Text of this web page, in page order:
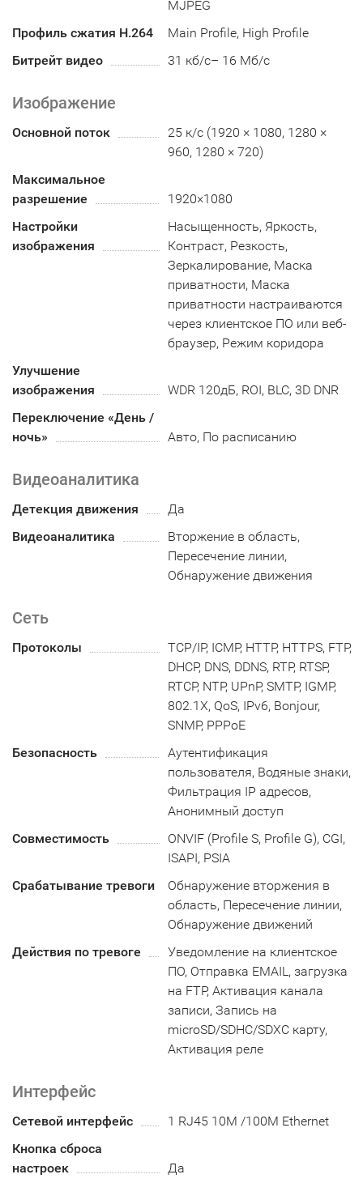
MJPEG
Профиль сжатия H.264
Main Profile, High Profile
Битрейт видео
31 кб/с– 16 Мб/с
Изображение
Основной поток
25 к/с (1920 × 1080, 1280 ×
960, 1280 × 720)
Максимальное
разрешение
1920×1080
Настройки
изображения
Насыщенность, Яркость,
Контраст, Резкость,
Зеркалирование, Маска
приватности, Маска
приватности настраиваются
через клиентское ПО или веб-
браузер, Режим коридора
Улучшение
изображения
WDR 120дБ, ROI, BLC, 3D DNR
Переключение «День /
ночь»
Авто, По расписанию
Видеоаналитика
Детекция движения
Да
Видеоаналитика
Вторжение в область,
Пересечение линии,
Обнаружение движения
Сеть
Протоколы
TCP/IP, ICMP, HTTP, HTTPS, FTP,
DHCP, DNS, DDNS, RTP, RTSP,
RTCP, NTP, UPnP, SMTP, IGMP,
802.1X, QoS, IPv6, Bonjour,
SNMP, PPPoE
Безопасность
Аутентификация
пользователя, Водяные знаки,
Фильтрация IP адресов,
Анонимный доступ
Совместимость
ONVIF (Profile S, Profile G), CGI,
ISAPI, PSIA
Срабатывание тревоги
Обнаружение вторжения в
область, Пересечение линии,
Обнаружение движений
Действия по тревоге
Уведомление на клиентское
ПО, Отправка EMAIL, загрузка
на FTP, Активация канала
записи, Запись на
microSD/SDHC/SDXC карту,
Активация реле
Интерфейс
Сетевой интерфейс
1 RJ45 10M /100M Ethernet
Кнопка сброса
настроек
Да